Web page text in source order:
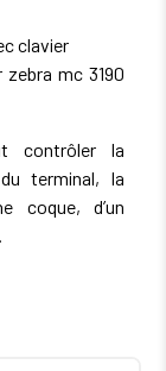
clavier
mc 3190
contrôler la
terminal, la
coque, d’un